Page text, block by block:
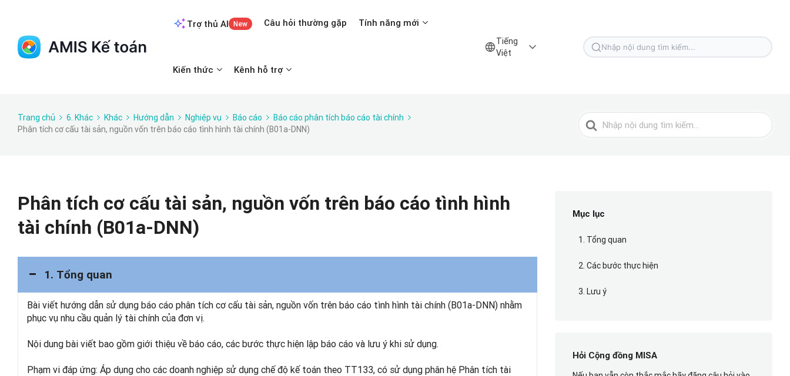
Trợ thủ AI New Câu hỏi thường gặp Tính năng mới
Kiến thức Kênh hỗ trợ
Tiếng
Việt
Tìm
Trang chủ 6. Khác Khác Hướng dẫn Nghiệp vụ Báo cáo
Báo cáo phân tích báo cáo tài chính
Phân tích cơ cấu tài sản, nguồn vốn trên báo cáo tình hình tài chính (B01a-DNN)
Tìm
kiếm
Phân tích cơ cấu tài sản, nguồn vốn trên báo cáo tình hình
tài chính (B01a-DNN)
1. Tổng quan
Bài viết hướng dẫn sử dụng báo cáo phân tích cơ cấu tài sản, nguồn vốn trên báo cáo tình hình tài chính (B01a-DNN) nhằm
phục vụ nhu cầu quản lý tài chính của đơn vị.
Nội dung bài viết bao gồm giới thiệu về báo cáo, các bước thực hiện lập báo cáo và lưu ý khi sử dụng.
Phạm vi đáp ứng: Áp dụng cho các doanh nghiệp sử dụng chế độ kế toán theo TT133, có sử dụng phân hệ Phân tích tài
Mục lục
1. Tổng quan
2. Các bước thực hiện
3. Lưu ý
Hỏi Cộng đồng MISA